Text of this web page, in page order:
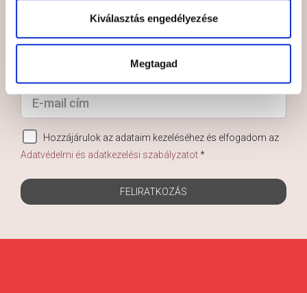
Kiválasztás engedélyezése
Megtagad
Iratkozzon fel hírlevelünkre, hogy ne
Hozzájárulok az adataim kezeléséhez és elfogadom az
Adatvédelmi és adatkezelési szabályzatot*
FELIRATKOZÁS